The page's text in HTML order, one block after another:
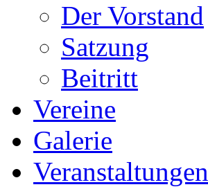
Der Vorstand
Satzung
Beitritt
Vereine
Galerie
Veranstaltungen